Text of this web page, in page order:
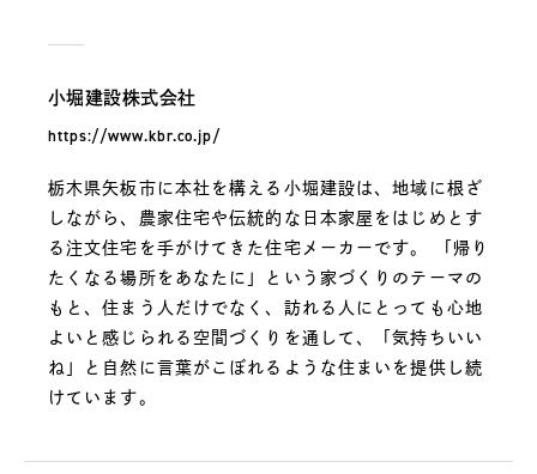
小堀建設株式会社
https://www.kbr.co.jp/
栃木県矢板市に本社を構える小堀建設は、地域に根ざ
しながら、農家住宅や伝統的な日本家屋をはじめとす
る注文住宅を手がけてきた住宅メーカーです。 「帰り
たくなる場所をあなたに」という家づくりのテーマの
もと、住まう人だけでなく、訪れる人にとっても心地
よいと感じられる空間づくりを通して、「気持ちいい
ね」と自然に言葉がこぼれるような住まいを提供し続
けています。